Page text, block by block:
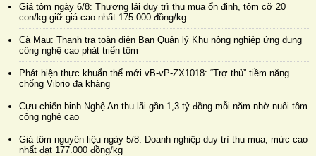
Giá tôm ngày 6/8: Thương lái duy trì thu mua ổn định, tôm cỡ 20
con/kg giữ giá cao nhất 175.000 đồng/kg
Cà Mau: Thanh tra toàn diện Ban Quản lý Khu nông nghiệp ứng dụng
công nghệ cao phát triển tôm
Phát hiện thực khuẩn thể mới vB-vP-ZX1018: “Trợ thủ” tiềm năng
chống Vibrio đa kháng
Cựu chiến binh Nghệ An thu lãi gần 1,3 tỷ đồng mỗi năm nhờ nuôi tôm
công nghệ cao
Giá tôm nguyên liệu ngày 5/8: Doanh nghiệp duy trì thu mua, mức cao
nhất đạt 177.000 đồng/kg